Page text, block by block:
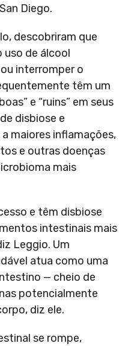
Diego.
descobriram que
de álcool
interromper o
têm um
e “ruins” em seus
disbiose e
maiores inflamações,
e outras doenças
mais
e têm disbiose
intestinais mais
Leggio. Um
atua como uma
— cheio de
potencialmente
diz ele.
se rompe,